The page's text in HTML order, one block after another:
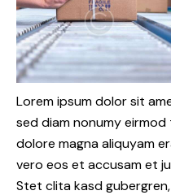
Lorem ipsum dolor sit
sed diam nonumy
dolore magna aliquyam
vero eos et accusam et
Stet clita kasd